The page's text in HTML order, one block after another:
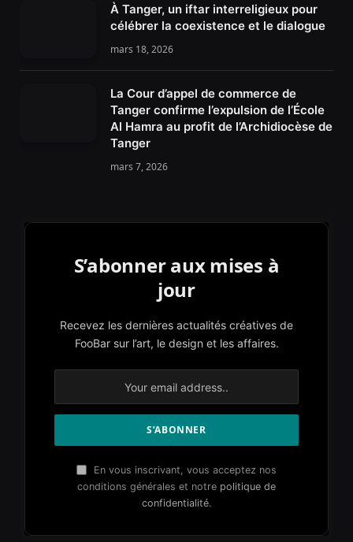
À Tanger, un iftar interreligieux pour
célébrer la coexistence et le dialogue
mars 18, 2026
La Cour d’appel de commerce de
Tanger confirme l’expulsion de l’École
Al Hamra au profit de l’Archidiocèse de
Tanger
mars 7, 2026
S’abonner aux mises à
jour
Recevez les dernières actualités créatives de
FooBar sur l’art, le design et les affaires.
En vous inscrivant, vous acceptez nos
conditions générales et notre politique de
confidentialité.